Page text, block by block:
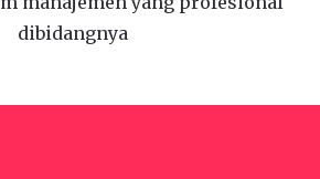
dibidangnya